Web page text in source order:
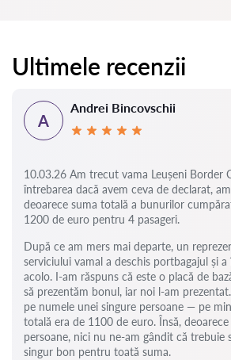
Ultimele recenzii
A
Andrei Bincovschii
10.03.26 Am trecut vama Leușeni Border
întrebarea dacă avem ceva de declarat,
deoarece suma totală a bunurilor
1200 de euro pentru 4 pasageri.
După ce am mers mai departe, un
serviciului vamal a deschis portbagajul și
acolo. I-am răspuns că este o placă de
să prezentăm bonul, iar noi l-am
pe numele unei singure persoane — pe
totală era de 1100 de euro. Însă,
persoane, nici nu ne-am gândit că trebuie
singur bon pentru toată suma.